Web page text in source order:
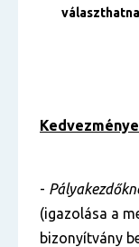
-
(igazolása a
bizonyítvány